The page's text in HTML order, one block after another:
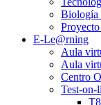
Biología
E-Le@rning
Aula
Aula
Centro
Test-on-